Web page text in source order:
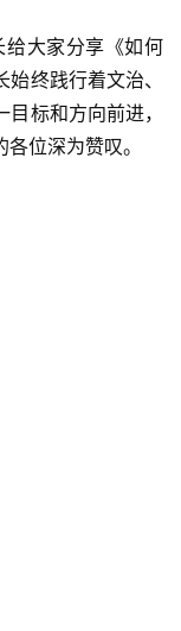
大家分享《如何
终践行着文治、
标和方向前进，
位深为赞叹。